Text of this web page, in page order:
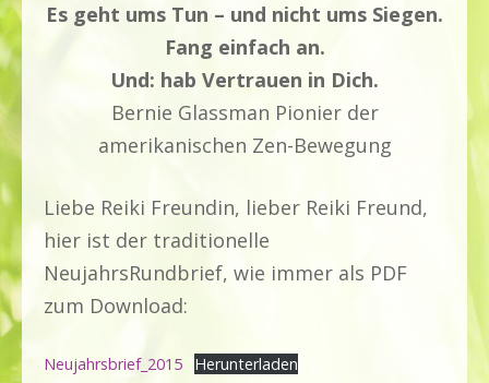
Es geht ums Tun – und nicht ums Siegen.
Fang einfach an.
Und: hab Vertrauen in Dich.
Bernie Glassman Pionier der
amerikanischen Zen-Bewegung
Liebe Reiki Freundin, lieber Reiki Freund,
hier ist der traditionelle
NeujahrsRundbrief, wie immer als PDF
zum Download:
Neujahrsbrief_2015 Herunterladen